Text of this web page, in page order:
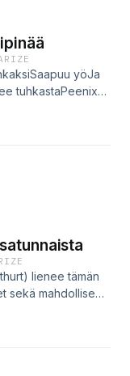
yöJa
tuhkastaPeenix-
tauolle, jotta se
ja
lienee tämän
sekä mahdolliseen